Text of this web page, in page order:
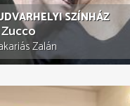
SZÍNHÁZ
Zalán